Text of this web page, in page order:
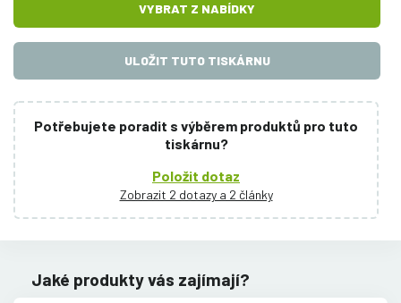
VYBRAT Z NABÍDKY
ULOŽIT TUTO TISKÁRNU
Potřebujete poradit s výběrem produktů pro tuto
tiskárnu?
Položit dotaz
Zobrazit 2 dotazy a 2 články
Jaké produkty vás zajímají?